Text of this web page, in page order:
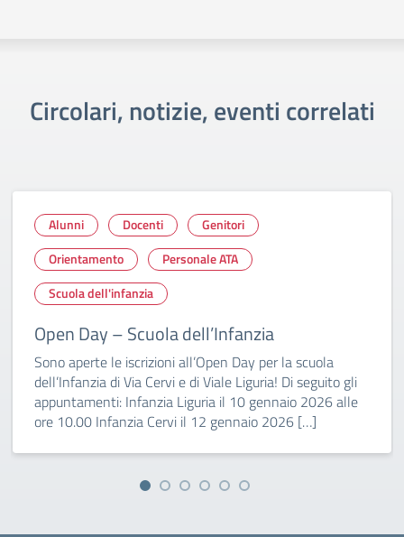
Circolari, notizie, eventi correlati
Alunni Docenti
Genitori
Orientamento
Personale ATA
Scuola dell'infanzia
Open Day – Scuola dell’Infanzia
Sono aperte le iscrizioni all’Open Day per la scuola
dell’Infanzia di Via Cervi e di Viale Liguria! Di seguito gli
appuntamenti: Infanzia Liguria il 10 gennaio 2026 alle
ore 10.00 Infanzia Cervi il 12 gennaio 2026 […]